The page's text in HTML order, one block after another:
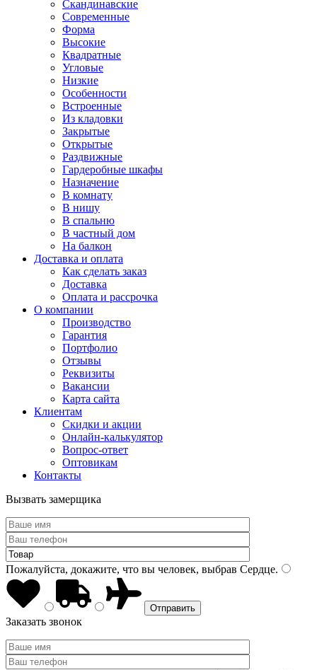
Скандинавские
Современные
Форма
Высокие
Квадратные
Угловые
Низкие
Особенности
Встроенные
Из кладовки
Закрытые
Открытые
Раздвижные
Гардеробные шкафы
Назначение
В комнату
В нишу
В спальню
В частный дом
На балкон
Доставка и оплата
Как сделать заказ
Доставка
Оплата и рассрочка
О компании
Производство
Гарантия
Портфолио
Отзывы
Реквизиты
Вакансии
Карта сайта
Клиентам
Скидки и акции
Онлайн-калькулятор
Вопрос-ответ
Оптовикам
Контакты
Вызвать замерщика
Пожалуйста, докажите, что вы человек, выбрав Сердце.
Заказать звонок